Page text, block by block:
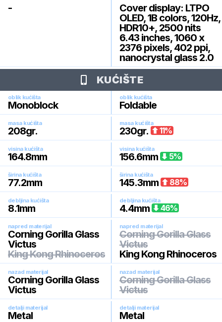
-
Cover display: LTPO
OLED, 1B colors, 120Hz,
HDR10+, 2500 nits
6.43 inches, 1060 x
2376 pixels, 402 ppi,
nanocrystal glass 2.0
KUĆIŠTE
oblik kućišta
Monoblock
oblik kućišta
Foldable
masa kućišta
208gr.
masa kućišta
230gr. 11%
visina kućišta
164.8mm
visina kućišta
156.6mm 5%
širina kućišta
77.2mm
širina kućišta
145.3mm 88%
debljina kućišta
8.1mm
debljina kućišta
4.4mm 46%
napred materijal
Corning Gorilla Glass
Victus
King Kong Rhinoceros
napred materijal
Corning Gorilla Glass
Victus
King Kong Rhinoceros
nazad materijal
Corning Gorilla Glass
Victus
nazad materijal
Corning Gorilla Glass
Victus
detalji materijal
Metal
detalji materijal
Metal